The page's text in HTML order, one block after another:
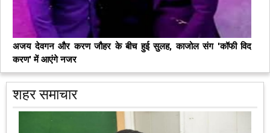
अजय देवगन और करण जौहर के बीच हुई सुलह, काजोल संग 'कॉफी विद
करण' में आएंगे नजर
शहर समाचार